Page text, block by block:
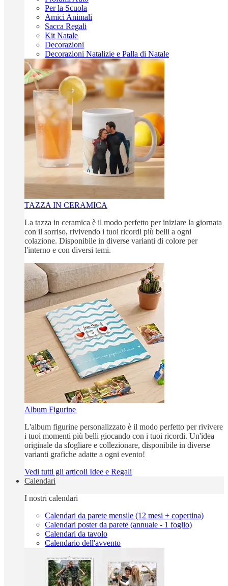
Per la Scuola
Amici Animali
Sacca Regali
Kit Natale
Decorazioni
Decorazioni Natalizie e Palla di Natale
TAZZA IN CERAMICA
La tazza in ceramica è il modo perfetto per iniziare la giornata
con il sorriso, rivivendo i tuoi ricordi più belli a ogni
colazione. Disponibile in diverse varianti di colore per
l'interno e con diversi temi.
Album Figurine
L'album figurine personalizzato è il modo perfetto per rivivere
i tuoi momenti più belli giocando con i tuoi ricordi. Un'idea
originale da sfogliare e collezionare, disponibile in diverse
varianti grafiche adatte a ogni evento!
Vedi tutti gli articoli Idee e Regali
Calendari
I nostri calendari
Calendari da parete mensile (12 mesi + copertina)
Calendari poster da parete (annuale - 1 foglio)
Calendari da tavolo
Calendario dell'avvento